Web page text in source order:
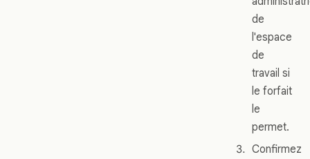
de
l'espace
de
travail si
le forfait
le
permet.
Confirmez